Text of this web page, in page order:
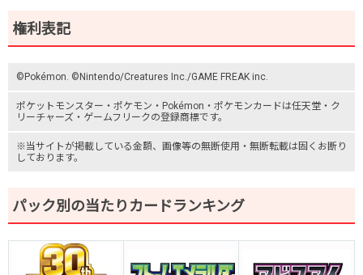
権利表記
©Pokémon. ©Nintendo/Creatures Inc./GAME FREAK inc.
ポケットモンスター ・ポケモン・Pokémon・ ポケモンカードは任天堂・ ク
リーチャーズ ・ ゲームフリークの登録商標です。
※当サイトが掲載している金額、画像等の無断使用・無断転載は固くお断り
しております。
パック別の当たりカードランキング